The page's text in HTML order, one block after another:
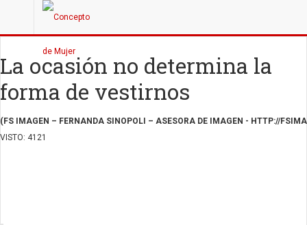
La ocasión no determina la
forma de vestirnos
(FS IMAGEN – FERNANDA SINOPOLI – ASESORA DE IMAGEN - HTTP://
VISTO: 4121